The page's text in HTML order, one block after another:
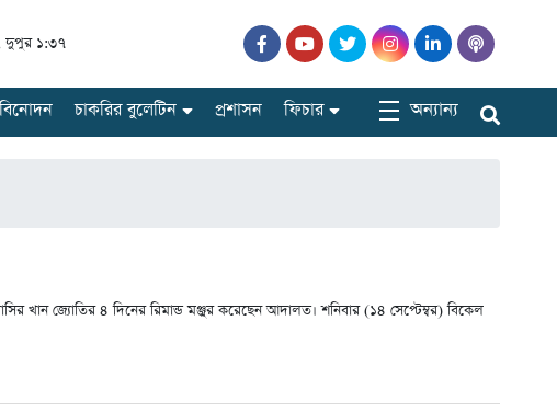
দুপুর ১:৩৭
বিনোদন চাকরির বুলেটিন প্রশাসন ফিচার অন্যান্য
খান জ্যোতির ৪ দিনের রিমান্ড মঞ্জুর করেছেন আদালত। শনিবার (১৪ সেপ্টেম্বর) বিকেল